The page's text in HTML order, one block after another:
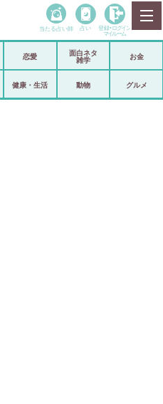
政治
当たる占い師 占い 登録• ログイン
マイルーム
恋愛
面白ネタ
雑学
お金
健康・生活 動物 グルメ